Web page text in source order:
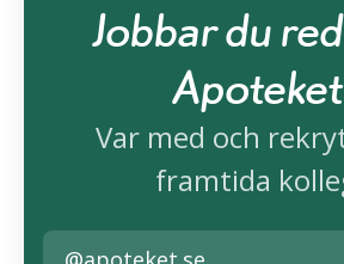
Jobbar du
Var med och
framtida